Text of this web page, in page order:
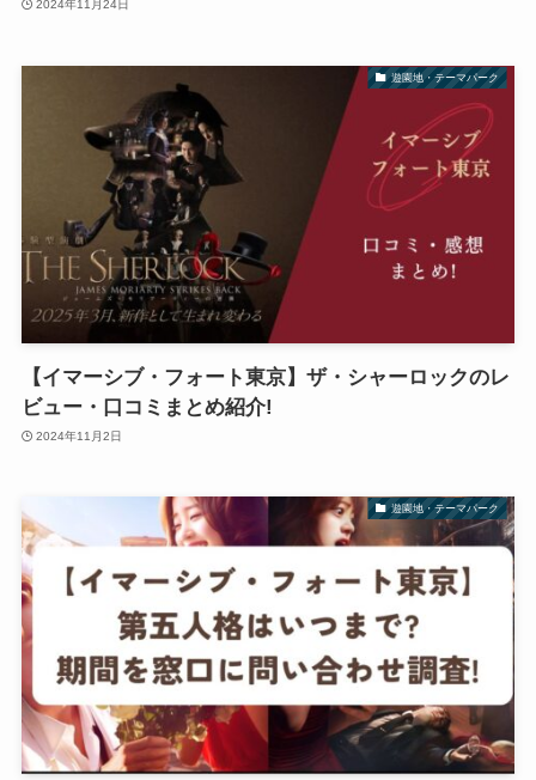
2024年11月24日
遊園地・テーマパーク
【イマーシブ・フォート東京】ザ・シャーロックのレ
ビュー・口コミまとめ紹介!
2024年11月2日
遊園地・テーマパーク